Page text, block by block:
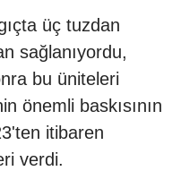
üç tuzdan
sağlanıyordu,
bu üniteleri
önemli baskısının
itibaren
verdi.